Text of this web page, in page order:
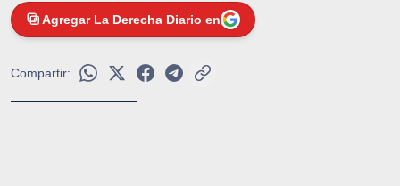
Agregar La Derecha Diario en
Compartir: